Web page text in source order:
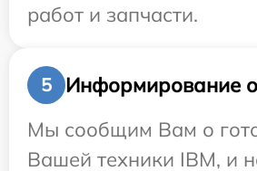
работ и запчасти.
5
Информирование о
Мы сообщим Вам о
Вашей техники IBM, и